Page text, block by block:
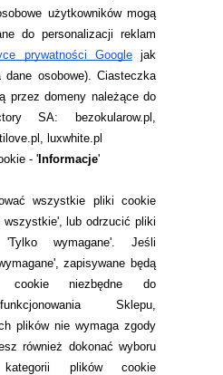
użytkowników mogą
do personalizacji reklam
prywatności Googlejak
dane osobowe). Ciasteczka
przez domeny należące do
SA: bezokularow.pl,
luxwhite.pl
- 'Informacje'
wszystkie pliki cookie
wszystkie', lub odrzucić pliki
wymagane'. Jeśli
zapisywane będą
cookie niezbędne do
Sklepu,
plików nie wymaga zgody
również dokonać wyboru
kategorii plików cookie
NA CIASTECZKA